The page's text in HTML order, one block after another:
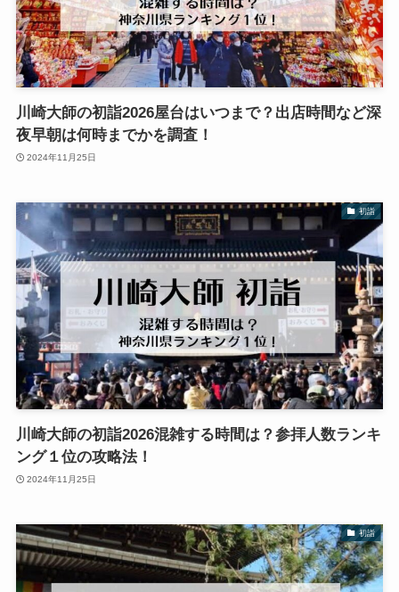
川崎大師の初詣2026屋台はいつまで？出店時間など深
夜早朝は何時までかを調査！
2024年11月25日
初詣
川崎大師の初詣2026混雑する時間は？参拝人数ランキ
ング１位の攻略法！
2024年11月25日
初詣